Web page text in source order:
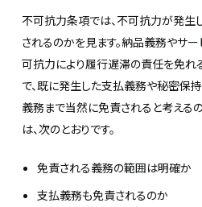
不可抗力条項では、不可抗力が発生
されるのかを見ます。納品義務やサ
可抗力により履行遅滞の責任を免れ
で、既に発生した支払義務や秘密保
義務まで当然に免責されると考える
は、次のとおりです。
免責される義務の範囲は明確か
支払義務も免責されるのか